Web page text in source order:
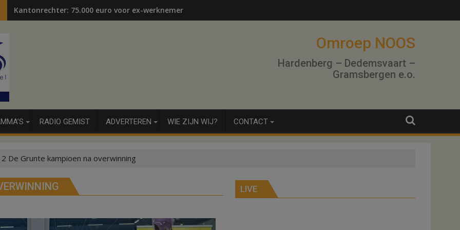
Kantonrechter: 75.000 euro voor ex-werknemers
Omroep NOOS
Hardenberg – Dedemsvaart –
Gramsbergen e.o.
RADIO GEMIST ADVERTEREN WIE ZIJN WIJ? CONTACT
De Grunte kampioen na overwinning
LIVE